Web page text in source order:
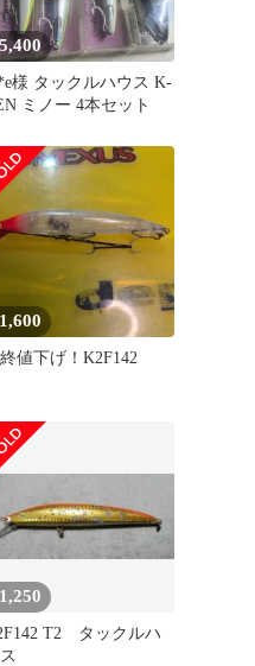
5,400
様 タックルハウス K-
ミノー 4本セット
1,600
値下げ！K2F142
1,250
T2 タックルハ